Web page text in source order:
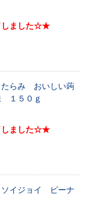
しました☆★
たらみ おいしい蒟
１５０ｇ
しました☆★
ソイジョイ ピーナ